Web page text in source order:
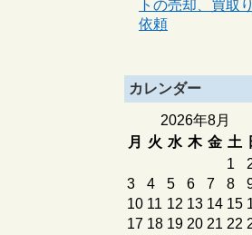
トの売却、買取
依頼
カレンダー
2026年8月
月
火 水 木 金 土
1
3
4 5 6 7 8
10 11 12 13 14 15
17 18 19 20 21 22